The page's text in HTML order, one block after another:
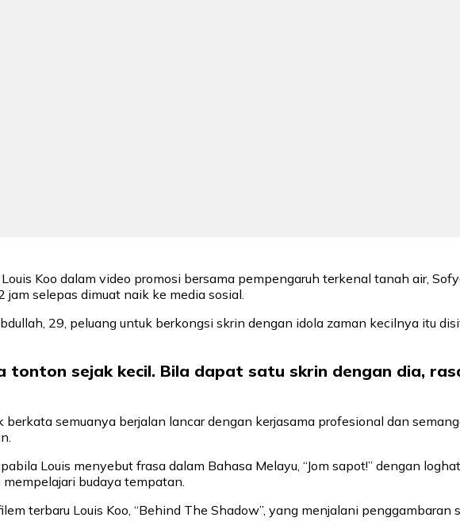
Koo dalam video promosi bersama pempengaruh terkenal tanah air,
selepas dimuat naik ke media sosial.
29, peluang untuk berkongsi skrin dengan idola zaman kecilnya itu
tonton sejak kecil. Bila dapat satu skrin dengan dia,
semuanya berjalan lancar dengan kerjasama profesional dan
Louis menyebut frasa dalam Bahasa Melayu, “Jom sapot!” dengan
budaya tempatan.
terbaru Louis Koo, “Behind The Shadow”, yang menjalani penggambaran